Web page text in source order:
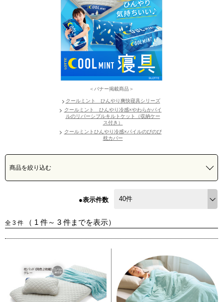
＜バナー掲載商品＞
クールミント ひんやり爽快寝具シリーズ
クールミント ひんやり冷感×やわらかパイ
ルのリバーシブルキルトケット（収納ケー
ス付き）
クールミントひんやり冷感×パイルのびのび
枕カバー
商品を絞り込む
●表示件数
全 3 件 （ 1 件～ 3 件までを表示）